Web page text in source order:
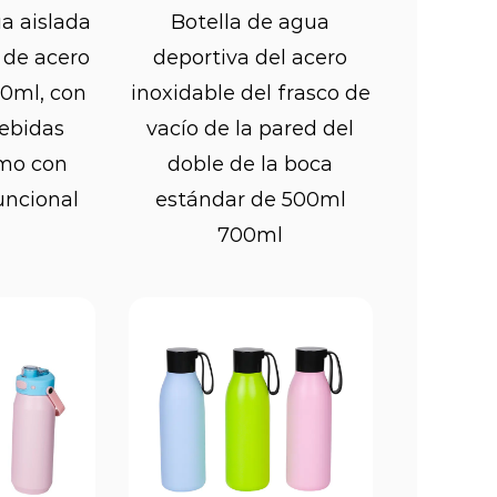
las personas que utilizan botellas
el riesgo de fugas. Las botellas
a prueba de fugas, lo que
dentro de la botella,
gimnasio o una mochila. Esta
para quienes realizan
diseñadas para abrir y cerrar
característica es crucial para
saciar su sed
aislada
acero
con
con
Ver más
Botella de agua
deportiva del acero
inoxidable del frasco de
vacío de la pared del
doble de la boca
estándar de 500ml
700ml